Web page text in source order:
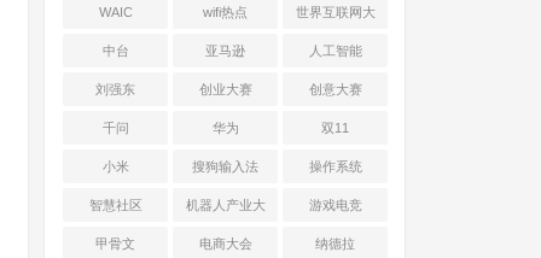
WAIC wifi热点 世界互联网大
会
中台 亚马逊 人工智能
刘强东 创业大赛 创意大赛
千问 华为 双11
小米 搜狗输入法 操作系统
智慧社区 机器人产业大
会
游戏电竞
甲骨文 电商大会 纳德拉